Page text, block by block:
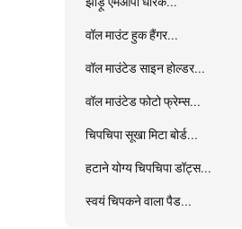
वॉल माउंट हुक हैंगर...
वॉल माउंटेड साइन होल्डर...
वॉल माउंटेड फोटो फ्रेम्स...
चिपचिपा सूखा मिटा बोर्ड...
हटाने योग्य चिपचिपा डॉट्स...
स्वयं चिपकने वाला पैड...